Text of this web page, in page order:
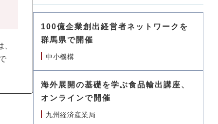
100億企業創出経営者ネットワークを
群馬県で開催
中小機構
海外展開の基礎を学ぶ食品輸出講座、
オンラインで開催
九州経済産業局